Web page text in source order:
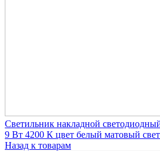
Светильник накладной
9 Вт 4200 К цвет белый матовый
Назад к товарам